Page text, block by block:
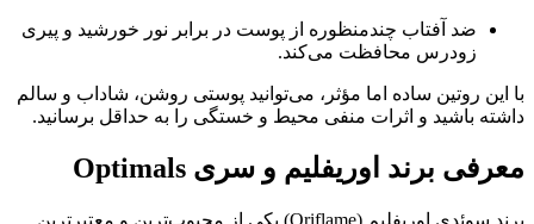
ضد آفتاب چندمنظوره از پوست در برابر نور خورشید و پیری
زودرس محافظت می‌کند.
با این روتین ساده اما مؤثر، می‌توانید پوستی روشن، شاداب و سالم
داشته باشید و اثرات منفی محیط و خستگی را به حداقل برسانید.
معرفی برند اوریفلیم و سری Optimals
برند سوئدی اوریفلیم (Oriflame) یکی از محبوب‌ترین و معتبرترین